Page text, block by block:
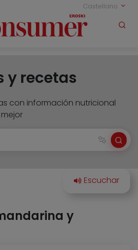
Castellano
y recetas
con información nutricional
y